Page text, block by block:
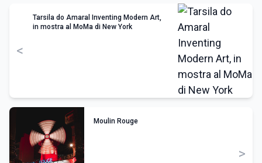
<
Tarsila do Amaral Inventing Modern Art,
in mostra al MoMa di New York
Moulin Rouge
>